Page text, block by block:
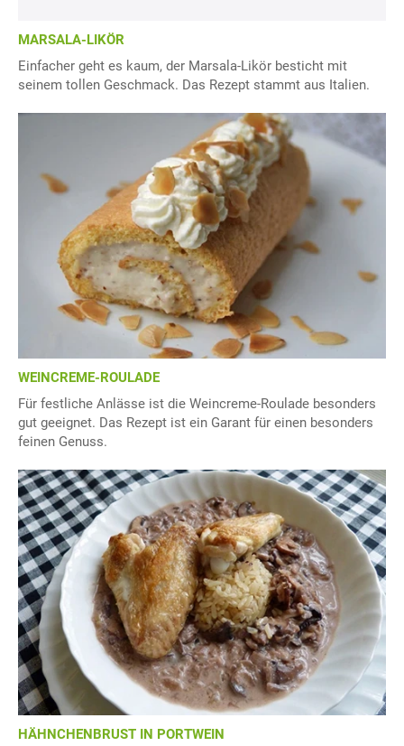
MARSALA-LIKÖR
Einfacher geht es kaum, der Marsala-Likör besticht mit
seinem tollen Geschmack. Das Rezept stammt aus Italien.
WEINCREME-ROULADE
Für festliche Anlässe ist die Weincreme-Roulade besonders
gut geeignet. Das Rezept ist ein Garant für einen besonders
feinen Genuss.
HÄHNCHENBRUST IN PORTWEIN